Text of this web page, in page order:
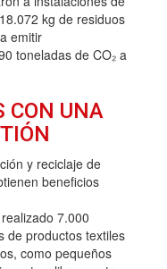
kg de residuos
emitir
toneladas de CO₂ a
CON UNA
y reciclaje de
beneficios
7.000
de productos textiles
como pequeños